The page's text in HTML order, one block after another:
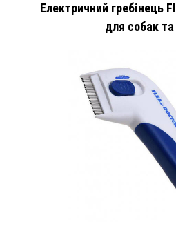
Електричний гребінець
для собак та